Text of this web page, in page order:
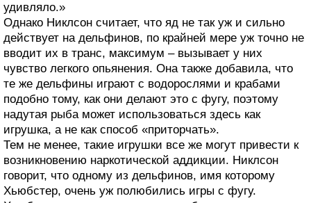
удивляло.»
Однако Никлсон считает, что яд не так уж и сильно
действует на дельфинов, по крайней мере уж точно не
вводит их в транс, максимум – вызывает у них
чувство легкого опьянения. Она также добавила, что
те же дельфины играют с водорослями и крабами
подобно тому, как они делают это с фугу, поэтому
надутая рыба может использоваться здесь как
игрушка, а не как способ «приторчать».
Тем не менее, такие игрушки все же могут привести к
возникновению наркотической аддикции. Никлсон
говорит, что одному из дельфинов, имя которому
Хьюбстер, очень уж полюбились игры с фугу.